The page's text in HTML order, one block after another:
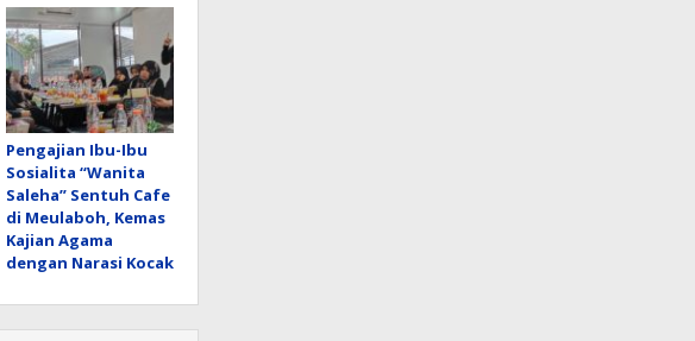
Pengajian Ibu-Ibu
Sosialita “Wanita
Saleha” Sentuh Cafe
di Meulaboh, Kemas
Kajian Agama
dengan Narasi Kocak